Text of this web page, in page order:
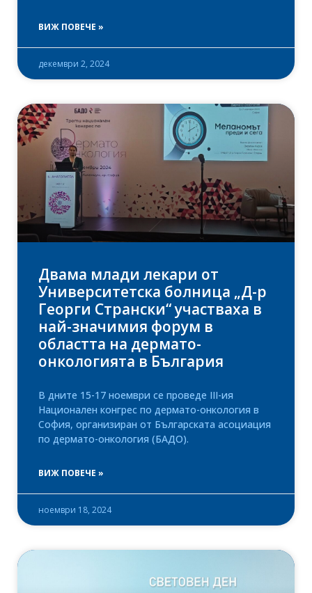
ВИЖ ПОВЕЧЕ »
декември 2, 2024
Двама млади лекари от
Университетска болница „Д-р
Георги Странски“ участваха в
най-значимия форум в
областта на дермато-
онкологията в България
В дните 15-17 ноември се проведе III-ия
Национален конгрес по дермато-онкология в
София, организиран от Българската асоциация
по дермато-онкология (БАДО).
ВИЖ ПОВЕЧЕ »
ноември 18, 2024